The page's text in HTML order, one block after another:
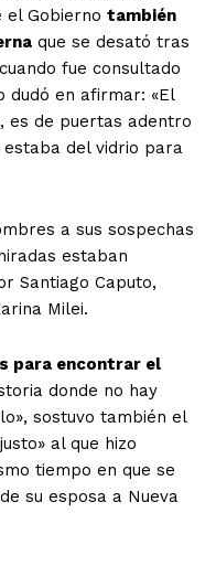
el Gobierno también
que se desató tras
fue consultado
dudó en afirmar: «El
es de puertas adentro
estaba del vidrio para
a sus sospechas
estaban
Santiago Caputo,
Milei.
para encontrar el
donde no hay
sostuvo también el
al que hizo
tiempo en que se
su esposa a Nueva